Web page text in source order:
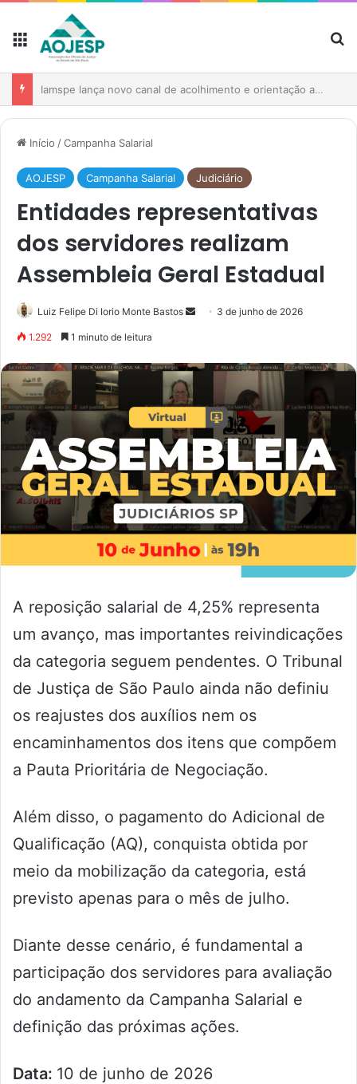
AOJESP participa de reunião para fortalecer atuação das associações no debate sobre o PL nº 1.893/2026
Início /Campanha Salarial
AOJESP Campanha Salarial Judiciário
Entidades representativas
dos servidores realizam
Assembleia Geral Estadual
Luiz Felipe Di Iorio Monte Bastos 3 de junho de 2026
1.292 1 minuto de leitura
A reposição salarial de 4,25% representa
um avanço, mas importantes reivindicações
da categoria seguem pendentes. O Tribunal
de Justiça de São Paulo ainda não definiu
os reajustes dos auxílios nem os
encaminhamentos dos itens que compõem
a Pauta Prioritária de Negociação.
Além disso, o pagamento do Adicional de
Qualificação (AQ), conquista obtida por
meio da mobilização da categoria, está
previsto apenas para o mês de julho.
Diante desse cenário, é fundamental a
participação dos servidores para avaliação
do andamento da Campanha Salarial e
definição das próximas ações.
Data: 10 de junho de 2026